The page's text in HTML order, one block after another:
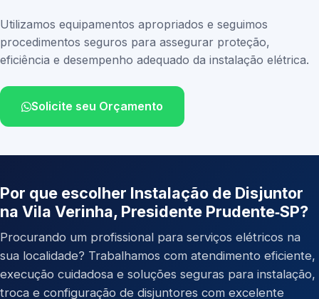
Utilizamos equipamentos apropriados e seguimos
procedimentos seguros para assegurar proteção,
eficiência e desempenho adequado da instalação elétrica.
Solicite seu Orçamento
Por que escolher Instalação de Disjuntor
na Vila Verinha, Presidente Prudente‑SP?
Procurando um profissional para serviços elétricos na
sua localidade? Trabalhamos com atendimento eficiente,
execução cuidadosa e soluções seguras para instalação,
troca e configuração de disjuntores com excelente